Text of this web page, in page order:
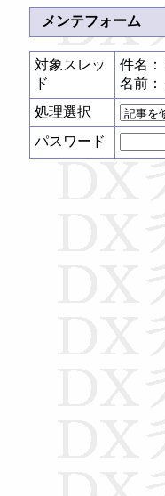
メンテフォーム
対象スレッ
ド
件名：
名前：
処理選択
パスワード